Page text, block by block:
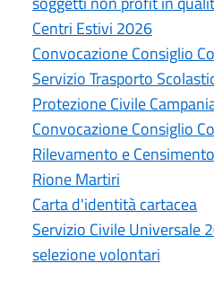
Centri Estivi 2026
Convocazione Consiglio
Servizio Trasporto
Protezione Civile
Convocazione Consiglio
Rilevamento e
Rione Martiri
Carta d'identità cartacea
Servizio Civile Universale
selezione volontari